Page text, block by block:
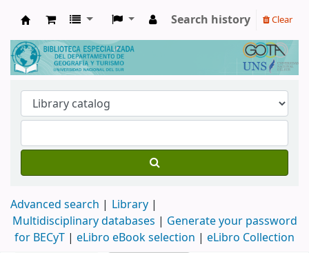
Biblioteca de Geografía y Turismo
Search history Clear
Advanced search
Library
Multidisciplinary databases | Generate your password
for BECyT | eLibro eBook selection | eLibro Collection